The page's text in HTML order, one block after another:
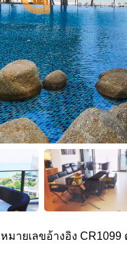
ายเลขอ้างอิง